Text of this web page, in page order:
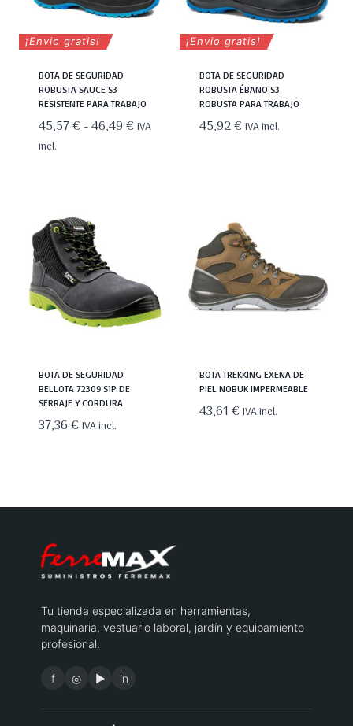
¡Envio gratis!
BOTA DE SEGURIDAD
ROBUSTA SAUCE S3
RESISTENTE PARA TRABAJO
45,57€-46,49€Rango
IVA
incl.
¡Envio gratis!
BOTA DE SEGURIDAD
ROBUSTA ÉBANO S3
ROBUSTA PARA TRABAJO
45,92€ IVA incl.
BOTA DE SEGURIDAD
BELLOTA 72309 S1P DE
SERRAJE Y CORDURA
37,36€ IVA incl.
BOTA TREKKING EXENA DE
PIEL NOBUK IMPERMEABLE
43,61€ IVA incl.
Tu tienda especializada en herramientas,
maquinaria, vestuario laboral, jardín y equipamiento
profesional.
f ◎ ▶ in